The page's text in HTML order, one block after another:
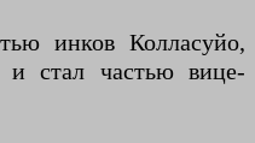
инков Колласуйо,
и стал частью вице-